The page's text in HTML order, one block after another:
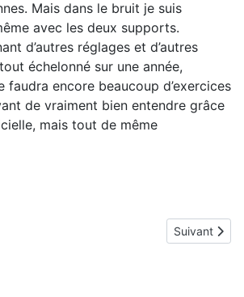
Mais dans le bruit je suis
avec les deux supports.
d’autres réglages et d’autres
échelonné sur une année,
faudra encore beaucoup d’exercices
de vraiment bien entendre grâce
mais tout de même
implanté en septembre 2011
Article
Suivant